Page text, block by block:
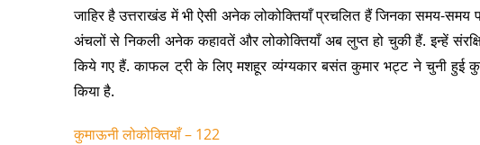
जाहिर है उत्तराखंड में भी ऐसी अनेक लोकोक्तियाँ प्रचलित हैं जिनका समय-
अंचलों से निकली अनेक कहावतें और लोकोक्तियाँ अब लुप्त हो चुकी हैं. इन्हें
किये गए हैं. काफल ट्री के लिए मशहूर व्यंग्यकार बसंत कुमार भट्ट ने चुनी हुई
किया है.
कुमाऊनी लोकोक्तियाँ – 122